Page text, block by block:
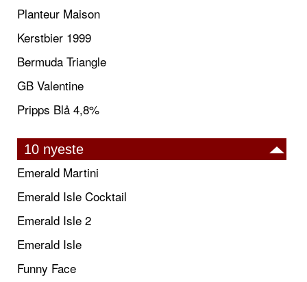
Planteur Maison
Kerstbier 1999
Bermuda Triangle
GB Valentine
Pripps Blå 4,8%
10 nyeste
Emerald Martini
Emerald Isle Cocktail
Emerald Isle 2
Emerald Isle
Funny Face